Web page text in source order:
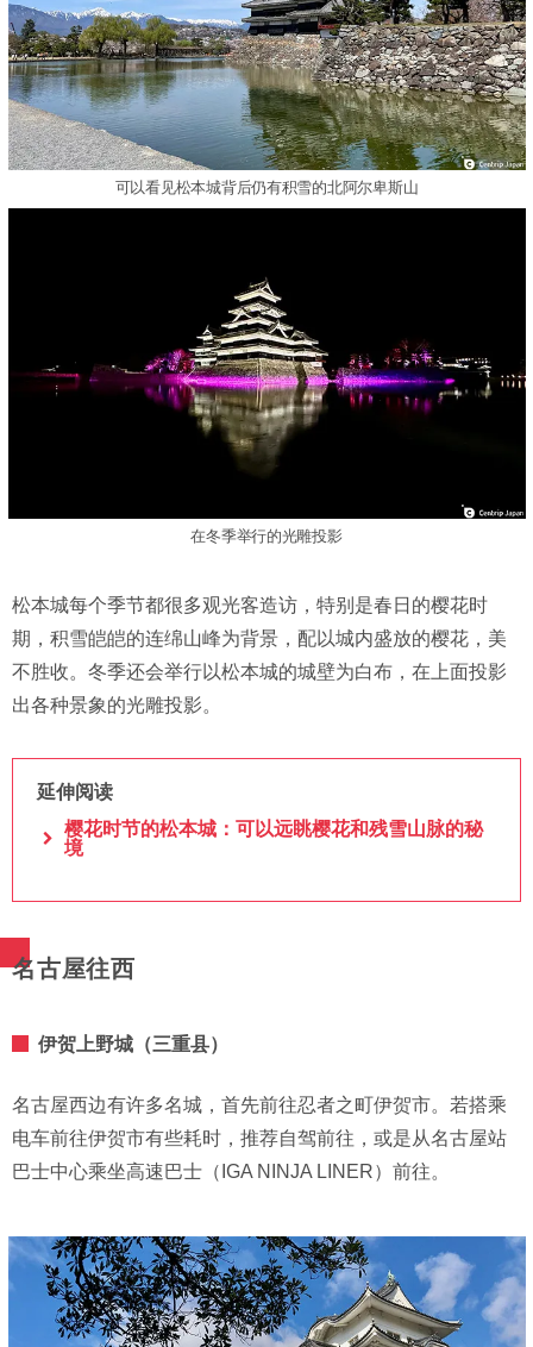
可以看见松本城背后仍有积雪的北阿尔卑斯山
在冬季举行的光雕投影
松本城每个季节都很多观光客造访，特别是春日的樱花时
期，积雪皑皑的连绵山峰为背景，配以城内盛放的樱花，美
不胜收。冬季还会举行以松本城的城壁为白布，在上面投影
出各种景象的光雕投影。
延伸阅读
樱花时节的松本城：可以远眺樱花和残雪山脉的秘
境
名古屋往西
伊贺上野城（三重县）
名古屋西边有许多名城，首先前往忍者之町伊贺市。若搭乘
电车前往伊贺市有些耗时，推荐自驾前往，或是从名古屋站
巴士中心乘坐高速巴士（IGA NINJA LINER）前往。